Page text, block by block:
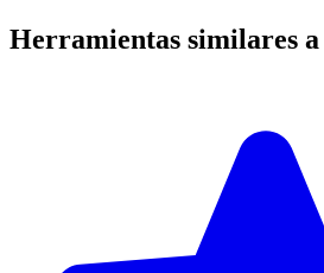
Herramientas similares a